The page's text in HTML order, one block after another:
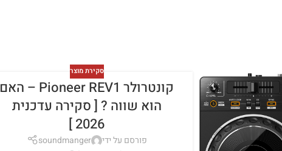
סקירת מוצר
קונטרולר Pioneer REV1 – האם
הוא שווה ? [ סקירה עדכנית
2026 ]
פורסם על ידי
soundmanger